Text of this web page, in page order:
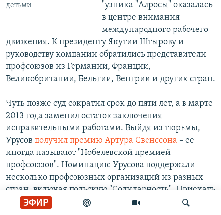
ЭФИР
детьми
"узника "Алросы" оказалась
в центре внимания
международного рабочего
движения. К президенту Якутии Штырову и
руководству компании обратились представители
профсоюзов из Германии, Франции,
Великобритании, Бельгии, Венгрии и других стран.
Чуть позже суд сократил срок до пяти лет, а в марте
2013 года заменил остаток заключения
исправительными работами. Выйдя из тюрьмы,
Урусов получил премию Артура Свенссона – ее
иногда называют "Нобелевской премией
профсоюзов". Номинацию Урусова поддержали
несколько профсоюзных организаций из разных
стран, включая польскую "Солидарность". Приехать
на вручение лауреат не смог: до декабря 2013 года